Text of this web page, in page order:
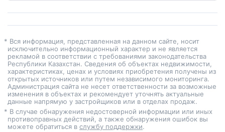
* Вся информация, представленная на данном сайте, носит
исключительно информационный характер и не является
рекламой в соответствии с требованиями законодательства
Республики Казахстан. Сведения об объектах недвижимости,
характеристиках, ценах и условиях приобретения получены из
открытых источников или путем независимого мониторинга.
Администрация сайта не несет ответственности за возможные
изменения в объектах и рекомендует уточнять актуальные
данные напрямую у застройщиков или в отделах продаж.
* В случае обнаружения недостоверной информации или иных
противоправных действий, а также обнаружения ошибок вы
можете обратиться в службу поддержки.